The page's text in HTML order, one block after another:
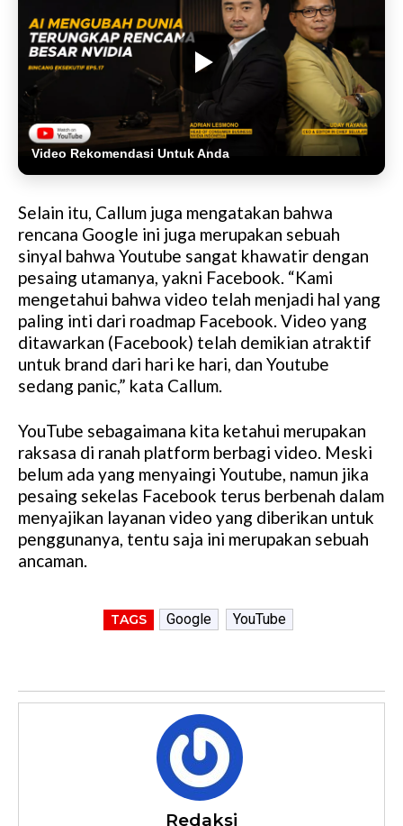
Video Rekomendasi Untuk Anda
Selain itu, Callum juga mengatakan bahwa
rencana Google ini juga merupakan sebuah
sinyal bahwa Youtube sangat khawatir dengan
pesaing utamanya, yakni Facebook. “Kami
mengetahui bahwa video telah menjadi hal yang
paling inti dari roadmap Facebook. Video yang
ditawarkan (Facebook) telah demikian atraktif
untuk brand dari hari ke hari, dan Youtube
sedang panic,” kata Callum.
YouTube sebagaimana kita ketahui merupakan
raksasa di ranah platform berbagi video. Meski
belum ada yang menyaingi Youtube, namun jika
pesaing sekelas Facebook terus berbenah dalam
menyajikan layanan video yang diberikan untuk
penggunanya, tentu saja ini merupakan sebuah
ancaman.
TAGS Google YouTube
Redaksi